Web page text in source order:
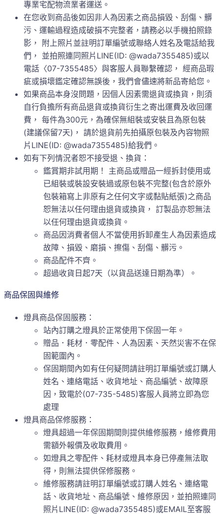
專業宅配物流業者運送。
在您收到商品後如因非人為因素之商品損毀、刮傷、髒
污、運輸過程造成破損不完整者，請務必以手機拍照錄
影， 附上照片並註明訂單編號或聯絡人姓名及電話給我
們， 並拍照連同照片LINE(ID: @wada7355485)或以
電話〈07-7355485〉與客服人員聯繫確認， 經商品瑕
疵或損壞鑑定確認無誤後，我們會儘速將新品寄給您。
如果商品本身沒問題，因個人因素需退貨或換貨，則須
自行負擔所有商品退貨或換貨衍生之寄出運費及收回運
費， 每件為300元，為確保無組裝或安裝且為原包裝
(建議保留7天)， 請於退貨前先拍攝原包裝及內容物照
片LINE(ID: @wada7355485)給我們。
如有下列情況者恕不接受退、換貨：
鑑賞期非試用期！ 主商品或贈品一經拆封使用或
已組裝或裝設安裝過或原包裝不完整(包含於原外
包裝箱寫上非原有之任何文字或黏貼紙張)之商品
恕無法以任何理由退貨或換貨， 訂製品亦恕無法
以任何理由退貨或換貨。
商品因消費者個人不當使用拆卸產生人為因素造成
故障、損毀、磨損、擦傷、刮傷、髒污。
商品配件不齊。
超過收貨日起7天（以貨品送達日期為準）。
商品保固與維修
燈具商品保固服務：
站內訂購之燈具於正常使用下保固一年。
贈品．耗材．零配件、人為因素、天然災害不在保
固範圍內。
保固期間內如有任何疑問請註明訂單編號或訂購人
姓名、連絡電話、收貨地址、商品編號、故障原
因，致電於(07-735-5485)客服人員將立即為您
處理
燈具商品保修服務：
燈具超過一年保固期間則提供維修服務，維修費用
需額外報價及收取費用。
如燈具之零配件、耗材或燈具本身已停產無法取
得，則無法提供保修服務。
維修服務請註明訂單編號或訂購人姓名、連絡電
話、收貨地址、商品編號、維修原因，並拍照連同
照片LINE(ID: @wada7355485)或EMAIL至客服